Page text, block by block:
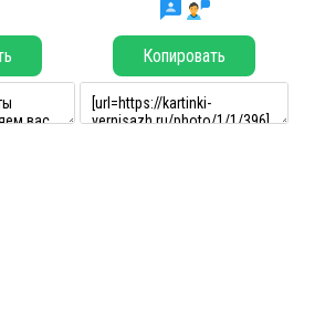
Копировать